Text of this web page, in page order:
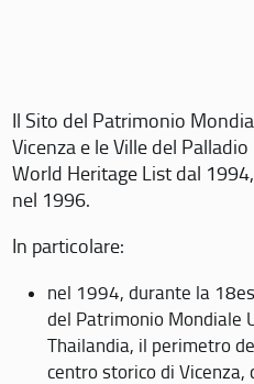
Il Sito del Patrimonio
Vicenza e le Ville del
World Heritage List dal
nel 1996.
In particolare:
nel 1994, durante la
del Patrimonio Mondiale
Thailandia, il perimetro
centro storico di Vicenza,